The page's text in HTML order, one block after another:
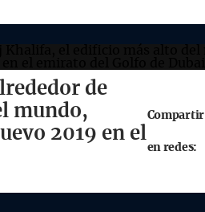
de
mundo,
2019 en el
Compartir
en redes: